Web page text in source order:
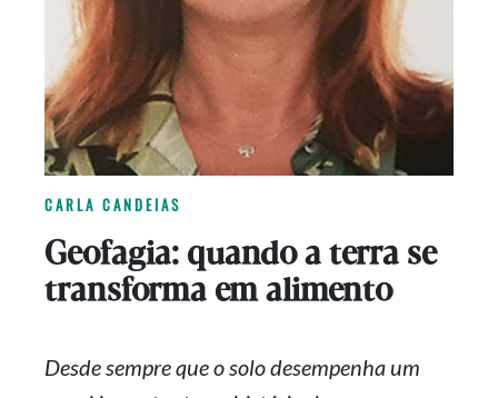
CARLA CANDEIAS
Geofagia: quando a terra se
transforma em alimento
Desde sempre que o solo desempenha um